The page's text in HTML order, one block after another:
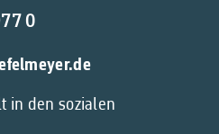
0
in den sozialen